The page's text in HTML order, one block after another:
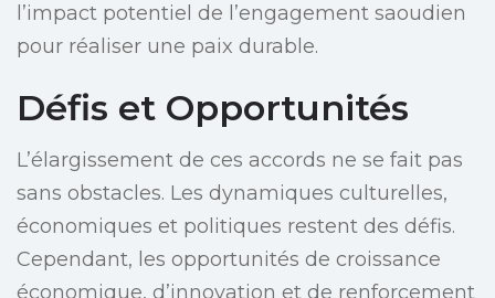
l’impact potentiel de l’engagement saoudien
pour réaliser une paix durable.
Défis et Opportunités
L’élargissement de ces accords ne se fait pas
sans obstacles. Les dynamiques culturelles,
économiques et politiques restent des défis.
Cependant, les opportunités de croissance
économique, d’innovation et de renforcement